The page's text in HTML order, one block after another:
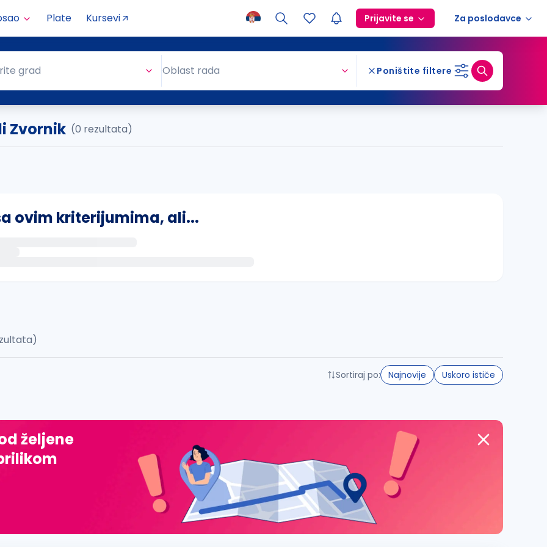
Plate Kursevi Prijavite se Za poslodavce
grad Oblast rada Poništite filtere
Zvornik (0 rezultata)
ovim kriterijumima, ali...
đ, ž, dž)
Sortiraj po: Najnovije Uskoro ističe
željene